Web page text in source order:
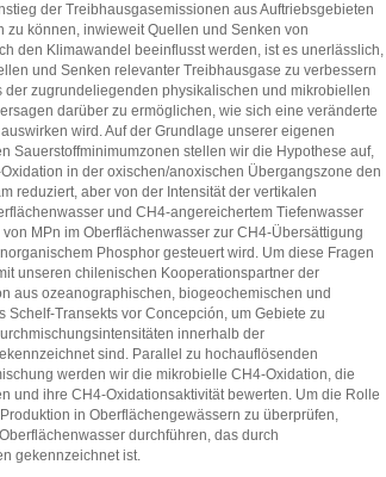
der Treibhausgasemissionen aus Auftriebsgebieten
zu können, inwieweit Quellen und Senken von
den Klimawandel beeinflusst werden, ist es unerlässlich,
und Senken relevanter Treibhausgase zu verbessern
zugrundeliegenden physikalischen und mikrobiellen
darüber zu ermöglichen, wie sich eine veränderte
wird. Auf der Grundlage unserer eigenen
Sauerstoffminimumzonen stellen wir die Hypothese auf,
in der oxischen/anoxischen Übergangszone den
reduziert, aber von der Intensität der vertikalen
und CH4-angereichertem Tiefenwasser
MPn im Oberflächenwasser zur CH4-Übersättigung
Phosphor gesteuert wird. Um diese Fragen
unseren chilenischen Kooperationspartner der
aus ozeanographischen, biogeochemischen und
Transekts vor Concepción, um Gebiete zu
innerhalb der
sind. Parallel zu hochauflösenden
werden wir die mikrobielle CH4-Oxidation, die
und ihre CH4-Oxidationsaktivität bewerten. Um die Rolle
in Oberflächengewässern zu überprüfen,
durchführen, das durch
gekennzeichnet ist.